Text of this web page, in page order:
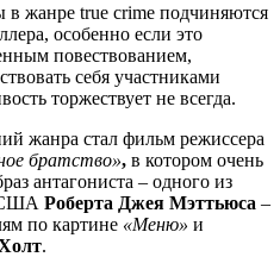
жанре true crime подчиняются
особенно если это
повествованием,
себя участниками
торжествует не всегда.
жанра стал фильм режиссера
братство», в котором очень
антагониста – одного из
США Роберта Джея Мэттьюса –
по картине «Меню» и
.